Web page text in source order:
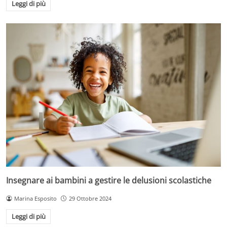
Leggi di più
Insegnare ai bambini a gestire le delusioni scolastiche
Marina Esposito 29 Ottobre 2024
Leggi di più